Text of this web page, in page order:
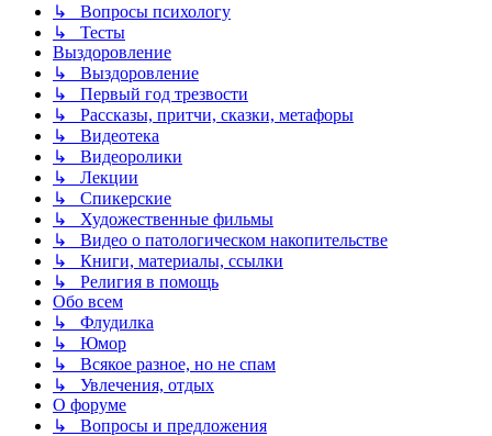
↳ Вопросы психологу
↳ Тесты
Выздоровление
↳ Выздоровление
↳ Первый год трезвости
↳ Рассказы, притчи, сказки, метафоры
↳ Видеотека
↳ Видеоролики
↳ Лекции
↳ Спикерские
↳ Художественные фильмы
↳ Видео о патологическом накопительстве
↳ Книги, материалы, ссылки
↳ Религия в помощь
Обо всем
↳ Флудилка
↳ Юмор
↳ Всякое разное, но не спам
↳ Увлечения, отдых
О форуме
↳ Вопросы и предложения